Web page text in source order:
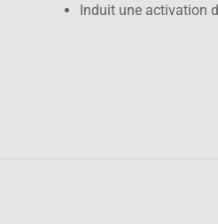
Induit une activation